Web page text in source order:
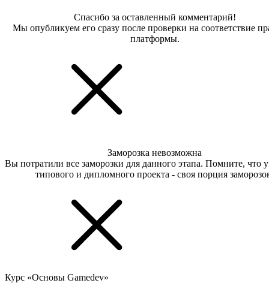
Спасибо за оставленный комментарий!
Мы опубликуем его сразу после проверки на соответствие
платформы.
Заморозка невозможна
Вы потратили все заморозки для данного этапа. Помните, что
типового и дипломного проекта - своя порция
Курс «Основы Gamedev»